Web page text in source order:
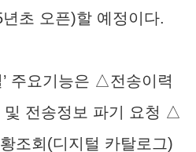
초 오픈)할 예정이다.
주요기능은 △전송이력
전송정보 파기 요청 △
조회(디지털 카탈로그)